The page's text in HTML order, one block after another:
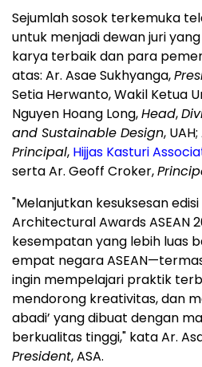
Sejumlah sosok terkemuka
untuk menjadi dewan juri
karya terbaik dan para
atas: Ar. Asae Sukhyanga,
Setia Herwanto, Wakil Ketua
Nguyen Hoang Long,Head,
and Sustainable Design,
Principal, Hijjas Kasturi
serta Ar. Geoff Croker,
"Melanjutkan kesuksesan
Architectural Awards ASEAN
kesempatan yang lebih luas
empat negara
ingin mempelajari praktik
mendorong kreativitas, dan
abadi’ yang dibuat dengan
berkualitas tinggi," kata Ar.
President, ASA.